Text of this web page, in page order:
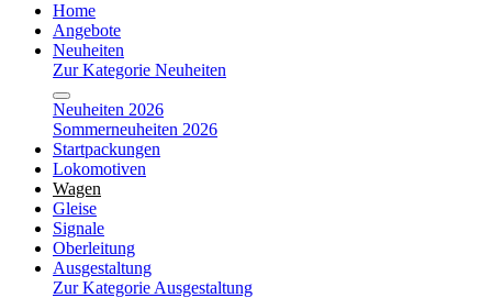
Home
Angebote
Neuheiten
Zur Kategorie Neuheiten
Neuheiten 2026
Sommerneuheiten 2026
Startpackungen
Lokomotiven
Wagen
Gleise
Signale
Oberleitung
Ausgestaltung
Zur Kategorie Ausgestaltung